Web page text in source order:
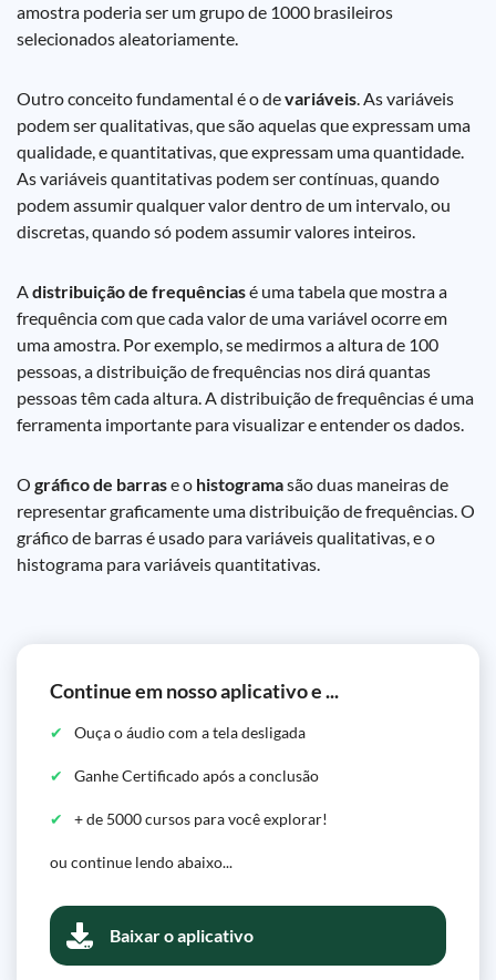
amostra poderia ser um grupo de 1000 brasileiros
selecionados aleatoriamente.
Outro conceito fundamental é o devariáveis. As variáveis
podem ser qualitativas, que são aquelas que expressam uma
qualidade, e quantitativas, que expressam uma quantidade.
As variáveis quantitativas podem ser contínuas, quando
podem assumir qualquer valor dentro de um intervalo, ou
discretas, quando só podem assumir valores inteiros.
Adistribuição de frequênciasé uma tabela que mostra a
frequência com que cada valor de uma variável ocorre em
uma amostra. Por exemplo, se medirmos a altura de 100
pessoas, a distribuição de frequências nos dirá quantas
pessoas têm cada altura. A distribuição de frequências é uma
ferramenta importante para visualizar e entender os dados.
O gráfico de barrase o histogramasão duas maneiras de
representar graficamente uma distribuição de frequências. O
gráfico de barras é usado para variáveis qualitativas, e o
histograma para variáveis quantitativas.
Continue em nosso aplicativo e ...
Ouça o áudio com a tela desligada
Ganhe Certificado após a conclusão
+ de 5000 cursos para você explorar!
ou continue lendo abaixo...
Baixar o aplicativo